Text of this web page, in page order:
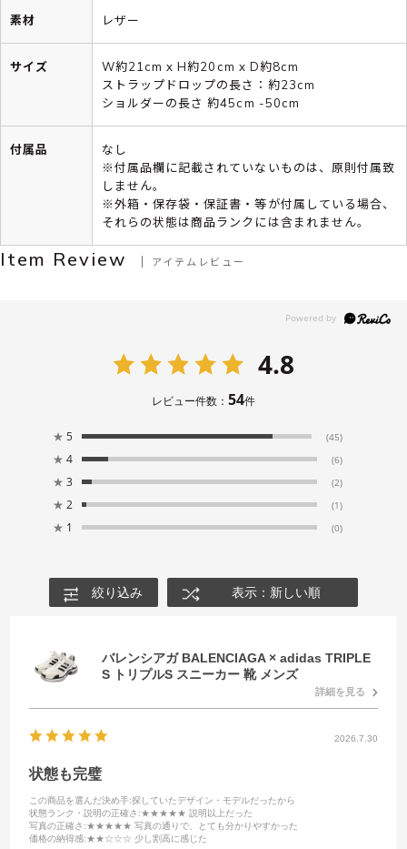
素材 レザー
サイズ
W約21cm x H約20cm x D約8cm
ストラップドロップの長さ：約23cm
ショルダーの長さ 約45cm -50cm
付属品
なし
※付属品欄に記載されていないものは、原則付属致
しません。
※外箱・保存袋・保証書・等が付属している場合、
それらの状態は商品ランクには含まれません。
Item Review アイテムレビュー
4.8
レビュー件数： 54件
★ 5 (45)
★ 4 (6)
★ 3 (2)
★ 2 (1)
★ 1 (0)
絞り込み 表示：新しい順
バレンシアガ BALENCIAGA × adidas TRIPLE
S トリプルS スニーカー 靴 メンズ
詳細を見る
2026.7.30
状態も完璧
この商品を選んだ決め手:探していたデザイン・モデルだったから
状態ランク・説明の正確さ :★★★★★ 説明以上だった
写真の正確さ :★★★★★ 写真の通りで、とても分かりやすかった
価格の納得感:★★☆☆☆ 少し割高に感じた